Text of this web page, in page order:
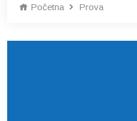
Početna Prova